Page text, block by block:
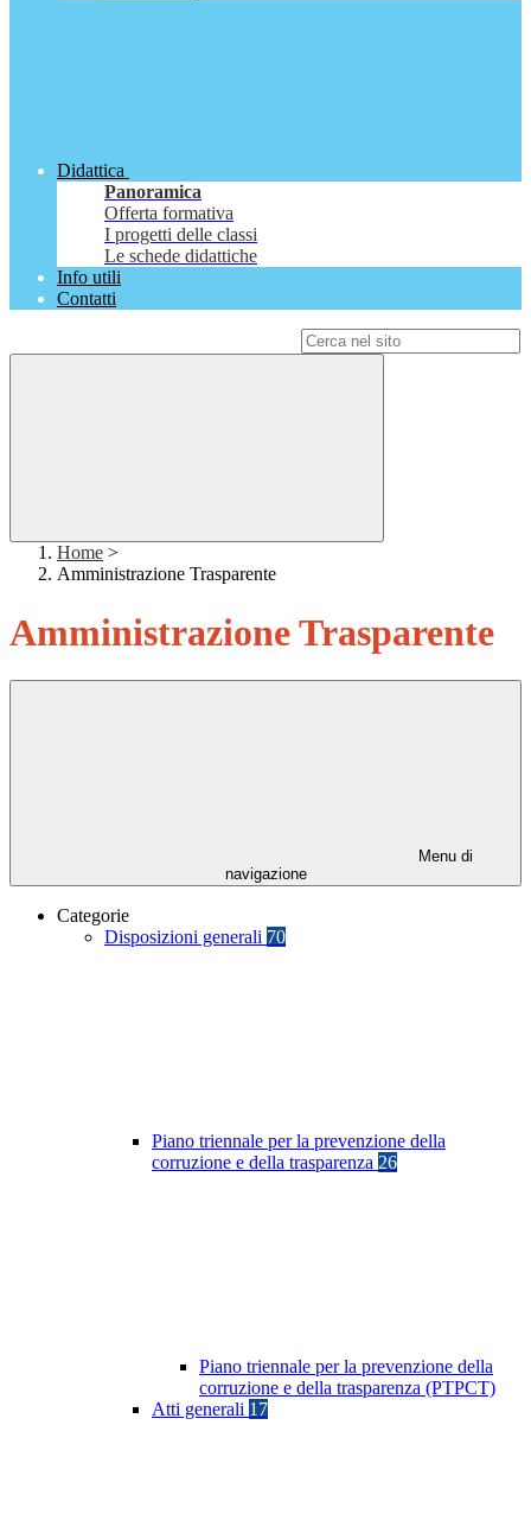
Didattica
Panoramica
Offerta formativa
I progetti delle classi
Le schede didattiche
Info utili
Contatti
Home >
Amministrazione Trasparente
Amministrazione Trasparente
Menu di
navigazione
Categorie
Disposizioni generali 70
Piano triennale per la prevenzione della
corruzione e della trasparenza 26
Piano triennale per la prevenzione della
corruzione e della trasparenza (PTPCT)
Atti generali 17